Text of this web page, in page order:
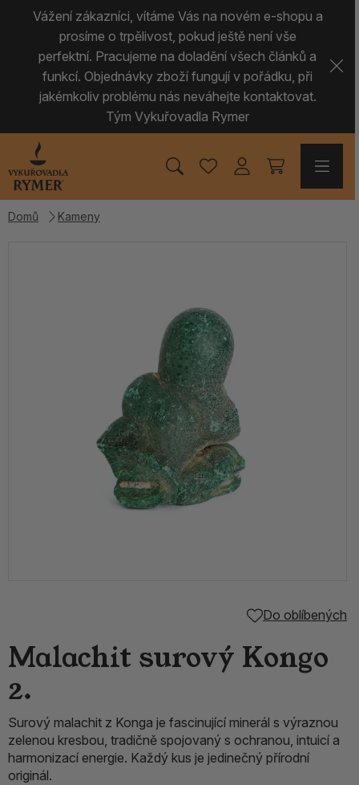
Vážení zákazníci, vítáme Vás na novém e-shopu a
prosíme o trpělivost, pokud ještě není vše
perfektní. Pracujeme na doladění všech článků a
funkcí. Objednávky zboží fungují v pořádku, při
jakémkoliv problému nás neváhejte kontaktovat.
Tým Vykuřovadla Rymer
Domů Kameny
Do oblíbených
Malachit surový Kongo
2.
Surový malachit z Konga je fascinující minerál s výraznou
zelenou kresbou, tradičně spojovaný s ochranou, intuicí a
harmonizací energie. Každý kus je jedinečný přírodní
originál.